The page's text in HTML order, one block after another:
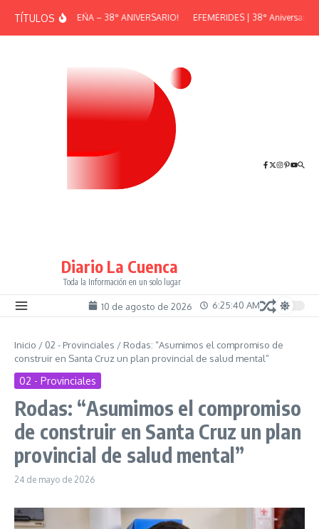
TÍTULOS¡GRAN PEÑA – 38° ANIVERSARIO! EFEMÉRIDES | 38° Aniversario
Diario La Cuenca
Toda la Información en un solo lugar
10 de agosto de 2026 6:25:41 AM
Inicio / 02 - Provinciales / Rodas: “Asumimos el compromiso de
construir en Santa Cruz un plan provincial de salud mental”
02 - Provinciales
Rodas: “Asumimos el compromiso
de construir en Santa Cruz un plan
provincial de salud mental”
24 de mayo de 2026